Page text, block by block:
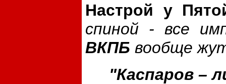
Настрой у
спиной - все
ВКПБ вообще
"Каспаров –